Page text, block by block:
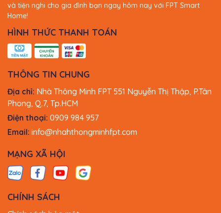
và tiện nghi cho gia đình bạn ngay hôm nay với FPT Smart
Home!
HÌNH THỨC THANH TOÁN
THÔNG TIN CHUNG
Địa chỉ: Nhà Thông Minh FPT 551 Nguyễn Thị Thập, P.Tân
Phong, Q.7, Tp.HCM
Điện thoại: 0909 984 957
Email: info@nhahthongminhfpt.com
MẠNG XÃ HỘI
CHÍNH SÁCH